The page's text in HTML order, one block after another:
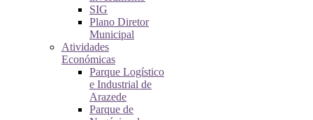
SIG
Plano Diretor
Municipal
Atividades
Económicas
Parque Logístico
e Industrial de
Arazede
Parque de